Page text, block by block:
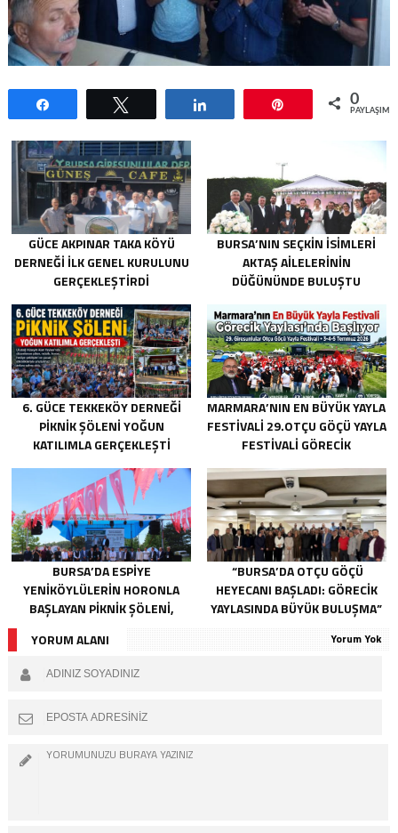
0
GÜCE AKPINAR TAKA KÖYÜ
DERNEĞI İLK GENEL KURULUNU
GERÇEKLEŞTIRDI
BURSA’NIN SEÇKIN İSIMLERI
AKTAŞ AILELERININ
DÜĞÜNÜNDE BULUŞTU
6. GÜCE TEKKEKÖY DERNEĞI
PIKNIK ŞÖLENI YOĞUN
KATILIMLA GERÇEKLEŞTI
MARMARA’NIN EN BÜYÜK YAYLA
FESTIVALI 29.OTÇU GÖÇÜ YAYLA
FESTIVALI GÖRECIK
YAYLASI’NDA BAŞLIYOR
BURSA’DA ESPIYE
YENIKÖYLÜLERIN HORONLA
BAŞLAYAN PIKNIK ŞÖLENI,
GELECEĞE ATILAN TEMELLERLE
TAÇLANDI
“BURSA’DA OTÇU GÖÇÜ
HEYECANI BAŞLADI: GÖRECIK
YAYLASINDA BÜYÜK BULUŞMA”
YORUM ALANI
Yorum Yok